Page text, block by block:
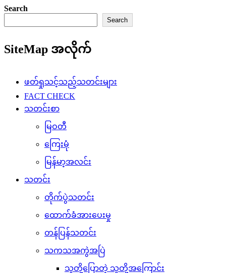
Search
Search
SiteMap အလိုက်
ဖတ်ရှုသင့်သည့်သတင်းများ
FACT CHECK
သတင်းစာ
မြဝတီ
ကြေးမုံ
မြန်မာ့အလင်း
သတင်း
တိုက်ပွဲသတင်း
ထောက်ခံအားပေးမှု
တန်ပြန်သတင်း
သကသအကွဲအပြဲ
သူတို့ပြောတဲ့ သူတို့အကြောင်း